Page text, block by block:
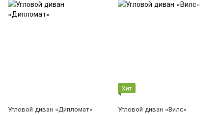
Угловой диван «Дипломат»
Хит
Угловой диван «Вилс»